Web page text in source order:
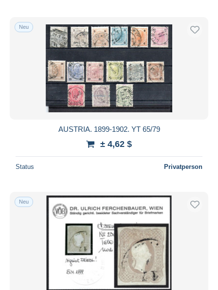
Neu
AUSTRIA. 1899-1902. YT 65/79
± 4,62 $
Status Privatperson
Neu